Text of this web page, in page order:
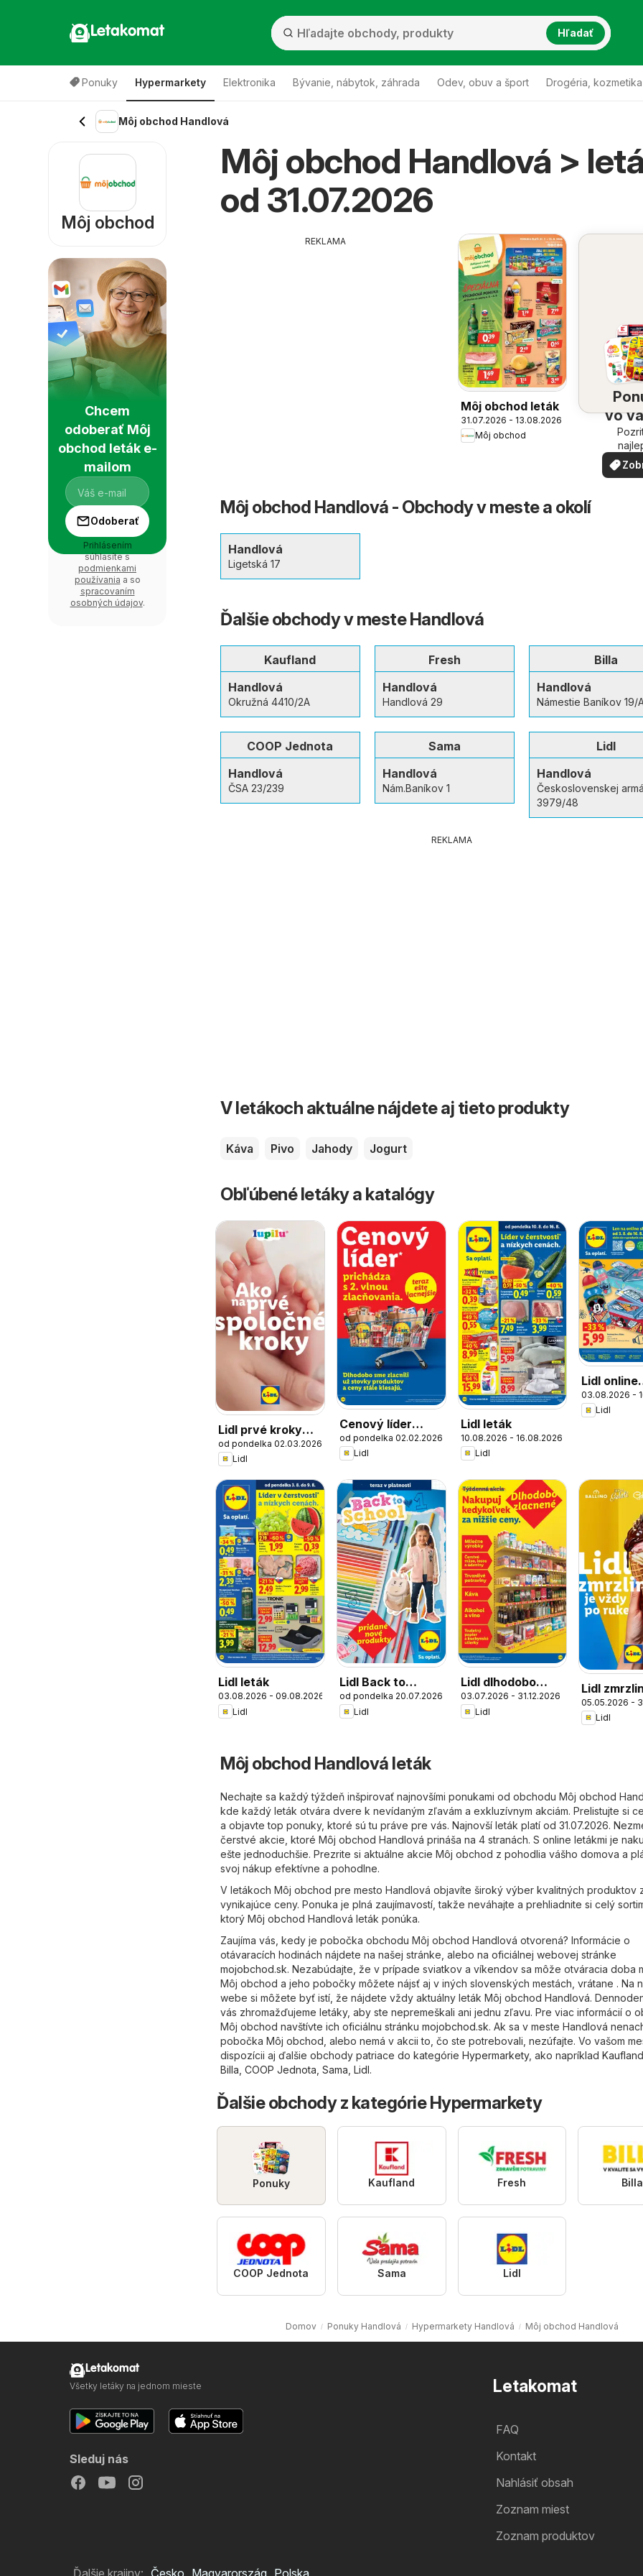
Letakomat Hľadať
Ponuky Hypermarkety Elektronika Bývanie, nábytok, záhrada Odev, obuv a šport Drogéria, kozmetika
Môj obchod Handlová
Môj obchod Handlová >
od 31.07.2026
REKLAMA
Môj obchod leták
31.07.2026 - 13.08.2026
Môj obchod
vo
Môj obchod Handlová - Obchody v meste a okolí
Handlová
Ligetská 17
Ďalšie obchody v meste Handlová
Kaufland
Handlová
Okružná 4410/2A
Fresh
Handlová
Handlová 29
Billa
Handlová
Námestie Baníkov 19/
COOP Jednota
Handlová
ČSA 23/239
Sama
Handlová
Nám.Baníkov 1
Lidl
Handlová
Československej
3979/48
REKLAMA
V letákoch aktuálne nájdete aj tieto produkty
Káva Pivo Jahody Jogurt
Obľúbené letáky a katalógy
Lidl prvé kroky
spolu
od pondelka 02.03.2026
Lidl
Cenový líder
zlacňuje
od pondelka 02.02.2026
Lidl
Lidl leták
10.08.2026 - 16.08.2026
Lidl
Lidl online
magazín
03.08.2026 -
Lidl
Lidl leták
03.08.2026 - 09.08.2026
Lidl
Lidl Back to
school
od pondelka 20.07.2026
Lidl
Lidl dlhodobo
zlacnené
03.07.2026 - 31.12.2026
Lidl
Lidl
05.05.2026 -
Lidl
Môj obchod Handlová leták
Nechajte sa každý týždeň inšpirovať najnovšími ponukami od obchodu Môj obchod
kde každý leták otvára dvere k nevídaným zľavám a exkluzívnym akciám. Prelistujte si
a objavte top ponuky, ktoré sú tu práve pre vás. Najnovší leták platí od 31.07.2026.
čerstvé akcie, ktoré Môj obchod Handlová prináša na 4 stranách. S online letákmi je
ešte jednoduchšie. Prezrite si aktuálne akcie Môj obchod z pohodlia vášho domova a
svoj nákup efektívne a pohodlne.
V letákoch Môj obchod pre mesto Handlová objavíte široký výber kvalitných produktov
vynikajúce ceny. Ponuka je plná zaujímavostí, takže neváhajte a prehliadnite si celý
ktorý Môj obchod Handlová leták ponúka.
Zaujíma vás, kedy je pobočka obchodu Môj obchod Handlová otvorená? Informácie o
otávaracích hodinách nájdete na našej stránke, alebo na oficiálnej webovej stránke
mojobchod.sk. Nezabúdajte, že v prípade sviatkov a víkendov sa môže otváracia doba
Môj obchod a jeho pobočky môžete nájsť aj v iných slovenských mestách, vrátane . Na
webe si môžete byť istí, že nájdete vždy aktuálny leták Môj obchod Handlová.
vás zhromažďujeme letáky, aby ste nepremeškali ani jednu zľavu. Pre viac informácií o
Môj obchod navštívte ich oficiálnu stránku mojobchod.sk. Ak sa v meste Handlová
pobočka Môj obchod, alebo nemá v akcii to, čo ste potrebovali, nezúfajte. Vo vašom
dispozícii aj ďalšie obchody patriace do kategórie Hypermarkety, ako napríklad Kaufland
Billa COOP Jednota Sama Lidl.
Ďalšie obchody z kategórie Hypermarkety
Ponuky Kaufland Fresh Billa
COOP Jednota Sama Lidl
Domov Ponuky Handlová Hypermarkety Handlová Môj obchod Handlová
Môj obchod
Chcem
odoberať Môj
obchod leták e-
mailom
Odoberať
Prihlásením
súhlasíte s
podmienkami
používania a so
spracovaním
osobných údajov.
Letakomat
FAQ
Kontakt
Nahlásiť obsah
Zoznam miest
Zoznam produktov
Letakomat
Všetky letáky na jednom mieste
Sleduj nás
Ďalšie krajiny: Česko Magyarország Polska